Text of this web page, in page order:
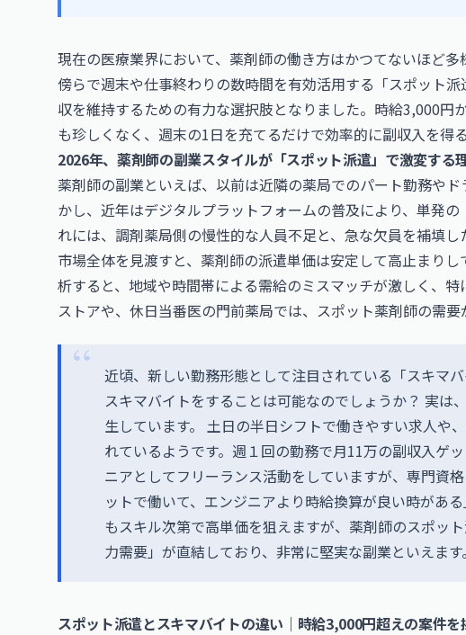
現在の医療業界において、薬剤師の働き方はかつてないほど
傍らで週末や仕事終わりの数時間を有効活用する「スポット
収を維持するための有力な選択肢となりました。時給3,000円
も珍しくなく、週末の1日を充てるだけで効率的に副収入を得
2026年、薬剤師の副業スタイルが「スポット派遣」で激変する
薬剤師の副業といえば、以前は近隣の薬局でのパート勤務や
かし、近年はデジタルプラットフォームの普及により、単発
れには、調剤薬局側の慢性的な人員不足と、急な欠員を補填し
市場全体を見渡すと、薬剤師の派遣単価は安定して高止まり
析すると、地域や時間帯による需給のミスマッチが激しく、
ストアや、休日当番医の門前薬局では、スポット薬剤師の需要
近頃、新しい勤務形態として注目されている「スキマ
スキマバイトをすることは可能なのでしょうか？ 実は
生しています。 土日の半日シフトで働きやすい求人や
れているようです。週１回の勤務で月11万の副収入ゲ
ニアとしてフリーランス活動をしていますが、専門資
ットで働いて、エンジニアより時給換算が良い時があ
もスキル次第で高単価を狙えますが、薬剤師のスポッ
力需要」が直結しており、非常に堅実な副業といえます。
スポット派遣とスキマバイトの違い｜時給3,000円超えの案件を